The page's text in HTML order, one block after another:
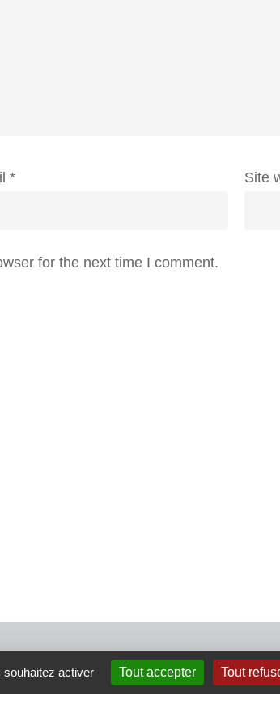
* Site
for the next time I comment.
Ugen
Belle Isle en Terre
souhaitez activer Tout accepter Tout